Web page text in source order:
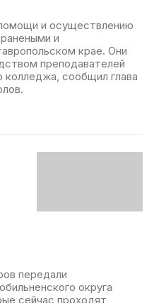
и осуществлению
и
крае. Они
преподавателей
колледжа, сообщил глава
передали
округа
сейчас проходят